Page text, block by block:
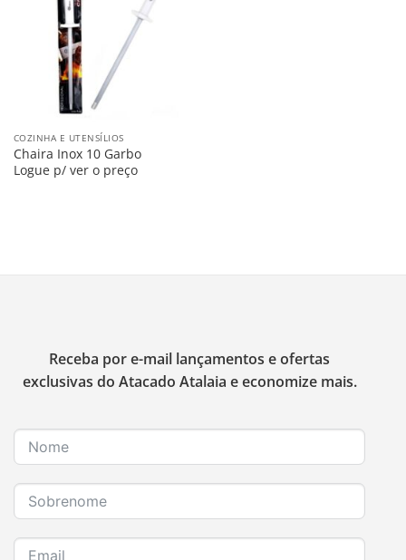
COZINHA E UTENSÍLIOS
Chaira Inox 10 Garbo
Logue p/ ver o preço
Receba por e-mail lançamentos e ofertas
exclusivas do Atacado Atalaia e economize mais.